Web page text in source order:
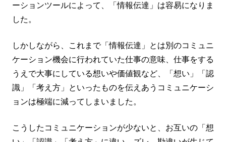
ーションツールによって、「情報伝達」は容易になりま
した。
しかしながら、これまで「情報伝達」とは別のコミュニ
ケーション機会に行われていた仕事の意味、仕事をする
うえで大事にしている想いや価値観など、「想い」「認
識」「考え方」といったものを伝えあうコミュニケーシ
ョンは極端に減ってしまいました。
こうしたコミュニケーションが少ないと、お互いの「想